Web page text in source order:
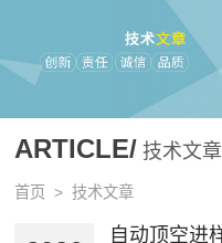
ARTICLE/ 技术文章
首页 > 技术文章